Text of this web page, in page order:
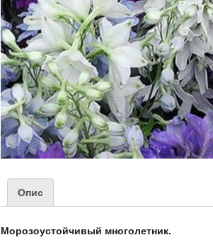
Опис
Морозоустойчивый многолетник.